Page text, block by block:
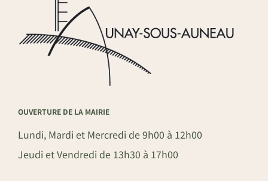
OUVERTURE DE LA MAIRIE
Lundi, Mardi et Mercredi de 9h00 à 12h00
Jeudi et Vendredi de 13h30 à 17h00